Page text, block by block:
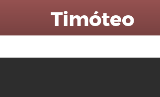
Timóteo